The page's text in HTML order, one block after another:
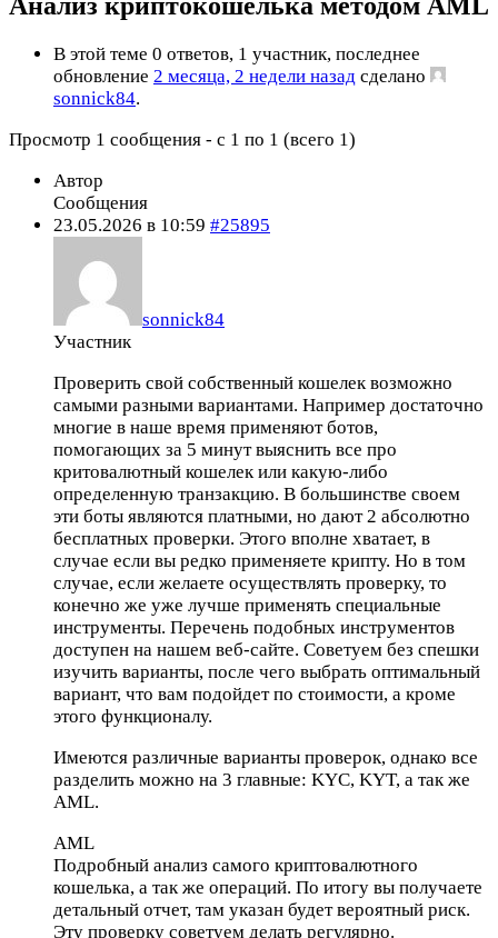
В этой теме 0 ответов, 1 участник, последнее
обновление 2 месяца, 2 недели назад сделано
sonnick84.
Просмотр 1 сообщения - с 1 по 1 (всего 1)
Автор
Сообщения
23.05.2026 в 10:59 #25895
sonnick84
Участник
Проверить свой собственный кошелек возможно
самыми разными вариантами. Например достаточно
многие в наше время применяют ботов,
помогающих за 5 минут выяснить все про
критовалютный кошелек или какую-либо
определенную транзакцию. В большинстве своем
эти боты являются платными, но дают 2 абсолютно
бесплатных проверки. Этого вполне хватает, в
случае если вы редко применяете крипту. Но в том
случае, если желаете осуществлять проверку, то
конечно же уже лучше применять специальные
инструменты. Перечень подобных инструментов
доступен на нашем веб-сайте. Советуем без спешки
изучить варианты, после чего выбрать оптимальный
вариант, что вам подойдет по стоимости, а кроме
этого функционалу.
Имеются различные варианты проверок, однако все
разделить можно на 3 главные: KYC, KYT, а так же
AML.
AML
Подробный анализ самого криптовалютного
кошелька, а так же операций. По итогу вы получаете
детальный отчет, там указан будет вероятный риск.
Эту проверку советуем делать регулярно.